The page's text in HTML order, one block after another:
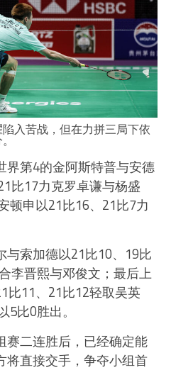
入苦战，但在力拼三局下依
界第4的金阿斯特普与安德
比17力克罗卓谦与杨盛
顿申以21比16、21比7力
索加德以21比10、19比
李晋熙与邓俊文；最后上
比11、21比12轻取吴英
比0胜出。
赛二连胜后，已经确定能
将直接交手，争夺小组首